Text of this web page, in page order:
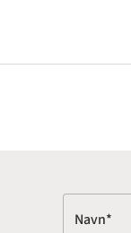
Navn*